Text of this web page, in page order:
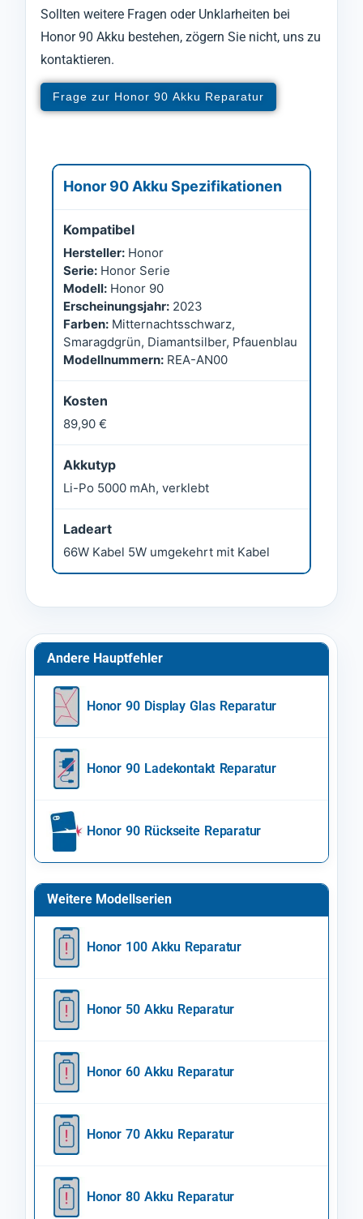
Sollten weitere Fragen oder Unklarheiten bei
Honor 90 Akku bestehen, zögern Sie nicht, uns zu
kontaktieren.
Frage zur Honor 90 Akku Reparatur
Honor 90 Akku Spezifikationen
Kompatibel
Hersteller: Honor
Serie: Honor Serie
Modell: Honor 90
Erscheinungsjahr: 2023
Farben: Mitternachtsschwarz,
Smaragdgrün, Diamantsilber, Pfauenblau
Modellnummern: REA-AN00
Kosten
89,90 €
Akkutyp
Li-Po 5000 mAh, verklebt
Ladeart
66W Kabel 5W umgekehrt mit Kabel
Andere Hauptfehler
Honor 90 Display Glas Reparatur
Honor 90 Ladekontakt Reparatur
Honor 90 Rückseite Reparatur
Weitere Modellserien
Honor 100 Akku Reparatur
Honor 50 Akku Reparatur
Honor 60 Akku Reparatur
Honor 70 Akku Reparatur
Honor 80 Akku Reparatur